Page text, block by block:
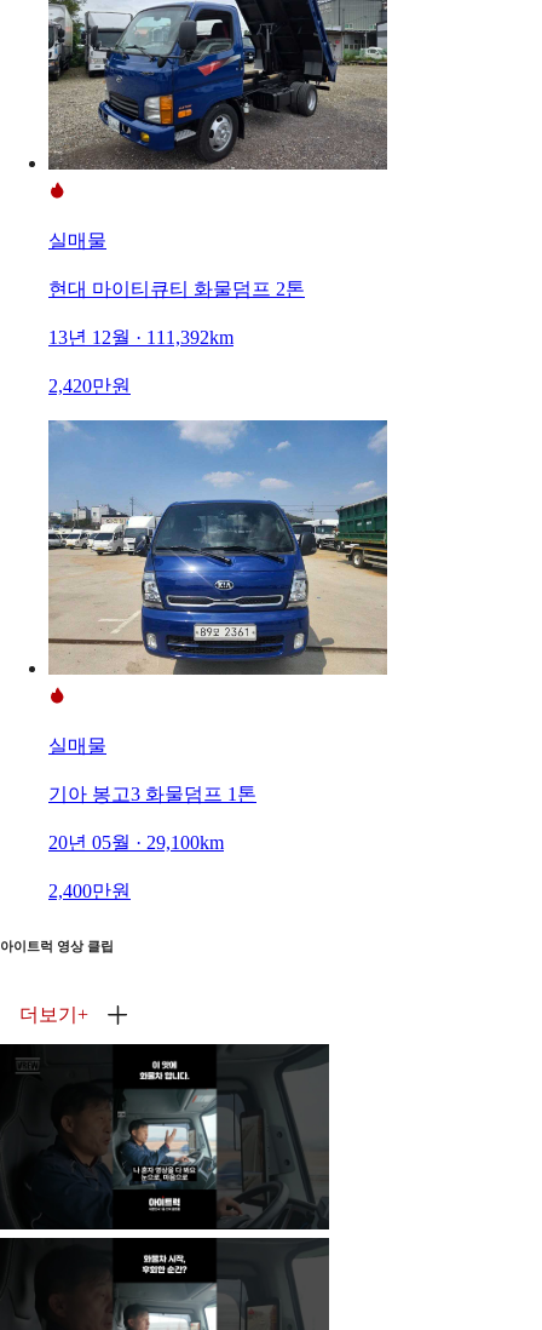
실매물
현대 마이티큐티 화물덤프 2톤
13년 12월 · 111,392km
2,420만원
실매물
기아 봉고3 화물덤프 1톤
20년 05월 · 29,100km
2,400만원
아이트럭 영상 클립
더보기 +